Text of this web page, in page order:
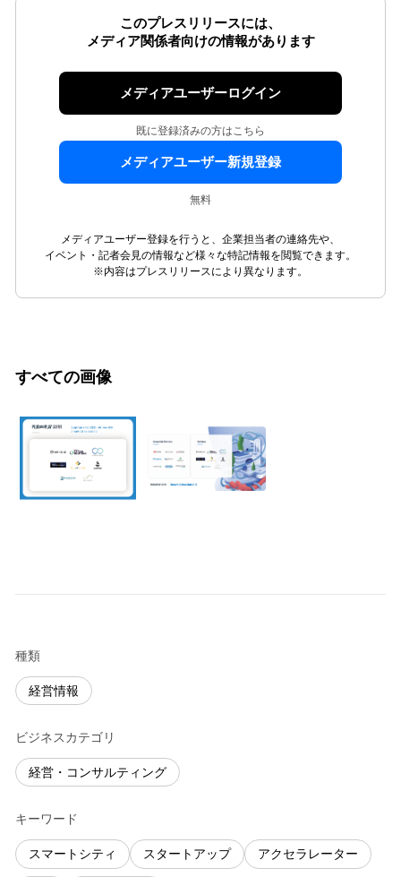
このプレスリリースには、
メディア関係者向けの情報があります
メディアユーザーログイン
既に登録済みの方はこちら
メディアユーザー新規登録
無料
メディアユーザー登録を行うと、企業担当者の連絡先や、
イベント・記者会見の情報など様々な特記情報を閲覧できます。
※内容はプレスリリースにより異なります。
すべての画像
種類
経営情報
ビジネスカテゴリ
経営・コンサルティング
キーワード
スマートシティ スタートアップ アクセラレーター